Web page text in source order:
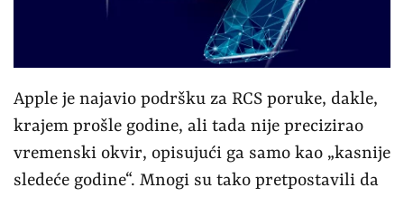
Apple je najavio podršku za RCS poruke, dakle,
krajem prošle godine, ali tada nije precizirao
vremenski okvir, opisujući ga samo kao „kasnije
sledeće godine“. Mnogi su tako pretpostavili da